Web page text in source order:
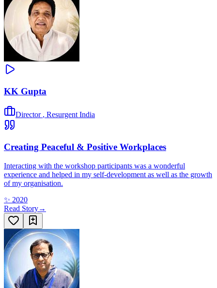
KK Gupta
Director , Resurgent India
Creating Peaceful & Positive Workplaces
Interacting with the workshop participants was a wonderful
experience and helped in my self-development as well as the growth
of my organisation.
✨ 2020
Read Story→